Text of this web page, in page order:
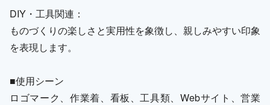
DIY・工具関連：
ものづくりの楽しさと実用性を象徴し、親しみやすい印象
を表現します。
■使用シーン
ロゴマーク、作業着、看板、工具類、Webサイト、営業